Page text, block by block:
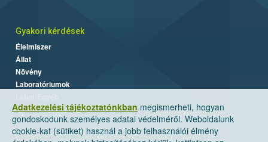
Adatkezelési tájékoztatónkban megismerheti, hogyan
gondoskodunk személyes adatai védelméről. Weboldalunk
cookie-kat (sütiket) használ a jobb felhasználói élmény
Gyakori kérdések
Élelmiszer
Állat
Növény
Laboratóriumok